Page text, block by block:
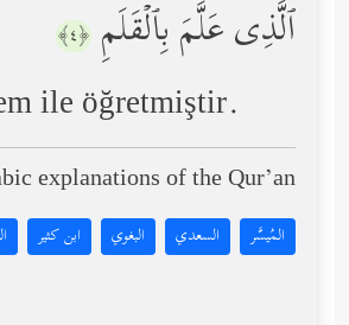
ٱلَّذِی عَلَّمَ بِٱلۡقَلَمِ ﴿٤﴾
ile öğretmiştir.
explanations of the Qur’an:
المُيسَّر السعدي البغوي ابن كثير